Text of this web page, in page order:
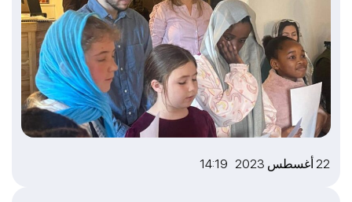
22 أغسطس 2023 14:19